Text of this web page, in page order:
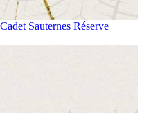
Sauternes Réserve